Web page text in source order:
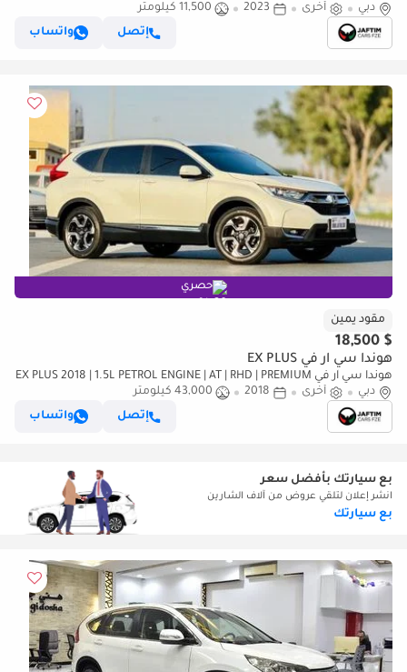
دبي أخرى 2023
11,500 كيلومتر
إتصل
واتساب
حصري
مقود يمين
$ 18,500
هوندا سي آر في EX PLUS
هوندا سي آر في EX PLUS 2018 | 1.5L PETROL ENGINE | AT | RHD | PREMIUM
دبي أخرى 2018
43,000 كيلومتر
إتصل
واتساب
بع سيارتك بأفضل سعر
انشر إعلان لتلقي عروض من آلاف الشارين
بع سيارتك